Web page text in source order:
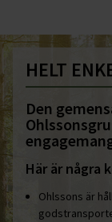
HELT
Den
Här är några
Ohlssons är